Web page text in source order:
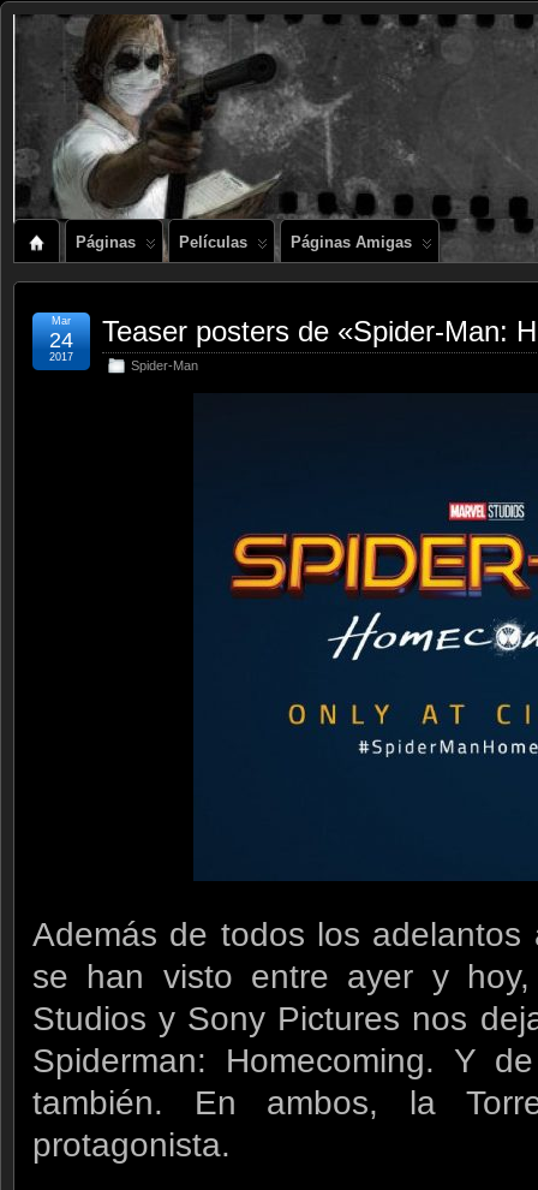
Páginas Películas Páginas Amigas
Teaser posters de «Spider-Man:
Spider-Man
Mar
24
2017
Además de todos los
se han visto entre ayer y
Studios y Sony Pictures nos
Spiderman: Homecoming. Y
también. En ambos, la
protagonista.